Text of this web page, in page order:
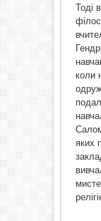
Тоді
коли
яких